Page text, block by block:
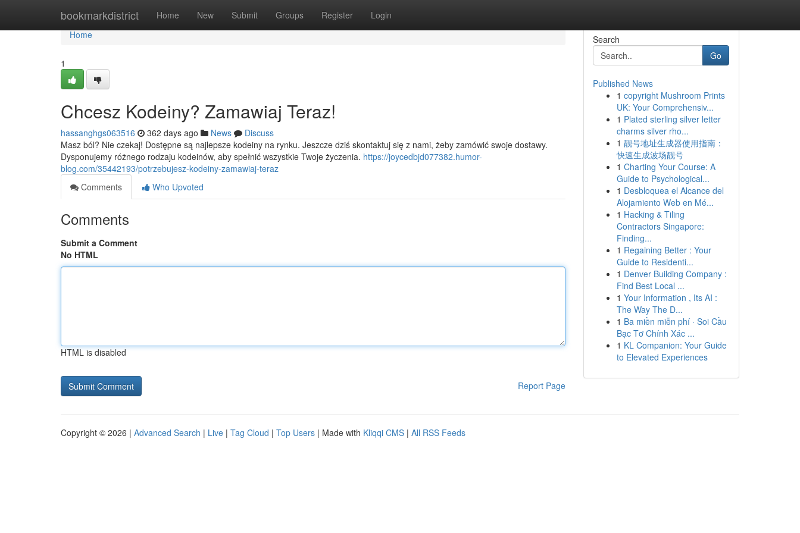
bookmarkdistrict Home New Submit Groups Register Login
Home
Home
1
Chcesz Kodeiny? Zamawiaj Teraz!
hassanghgs063516 362 days ago News
Discuss
Masz ból? Nie czekaj! Dostępne są najlepsze kodeiny na rynku. Jeszcze dziś skontaktuj się z nami, żeby zamówić swoje dostawy.
Dysponujemy różnego rodzaju kodeinów, aby spełnić wszystkie Twoje życzenia. https://joycedbjd077382.humor-
blog.com/35442193/potrzebujesz-kodeiny-zamawiaj-teraz
Comments
Who Upvoted
Comments
Submit a Comment
No HTML
HTML is disabled
Report Page
Search
Go
Published News
1 copyright Mushroom Prints
UK: Your Comprehensiv...
1 Plated sterling silver letter
charms silver rho...
1 靓号地址生成器使用指南：
快速生成波场靓号
1 Charting Your Course: A
Guide to Psychological...
1 Desbloquea el Alcance del
Alojamiento Web en Mé...
1 Hacking & Tiling
Contractors Singapore:
Finding...
1 Regaining Better : Your
Guide to Residenti...
1 Denver Building Company :
Find Best Local ...
1 Your Information , Its AI :
The Way The D...
1 Ba miền miễn phí · Soi Cầu
Bạc Tơ Chính Xác ...
1 KL Companion: Your Guide
to Elevated Experiences
Copyright © 2026 | Advanced Search | Live | Tag Cloud | Top Users | Made with Kliqqi CMS | All RSS Feeds